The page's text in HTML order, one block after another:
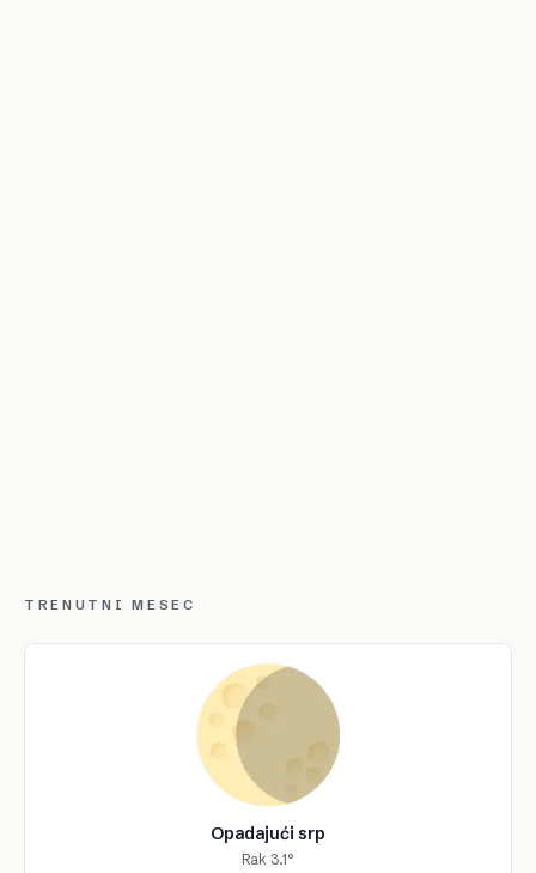
TRENUTNI MESEC
Opadajući srp
Rak 3.1°